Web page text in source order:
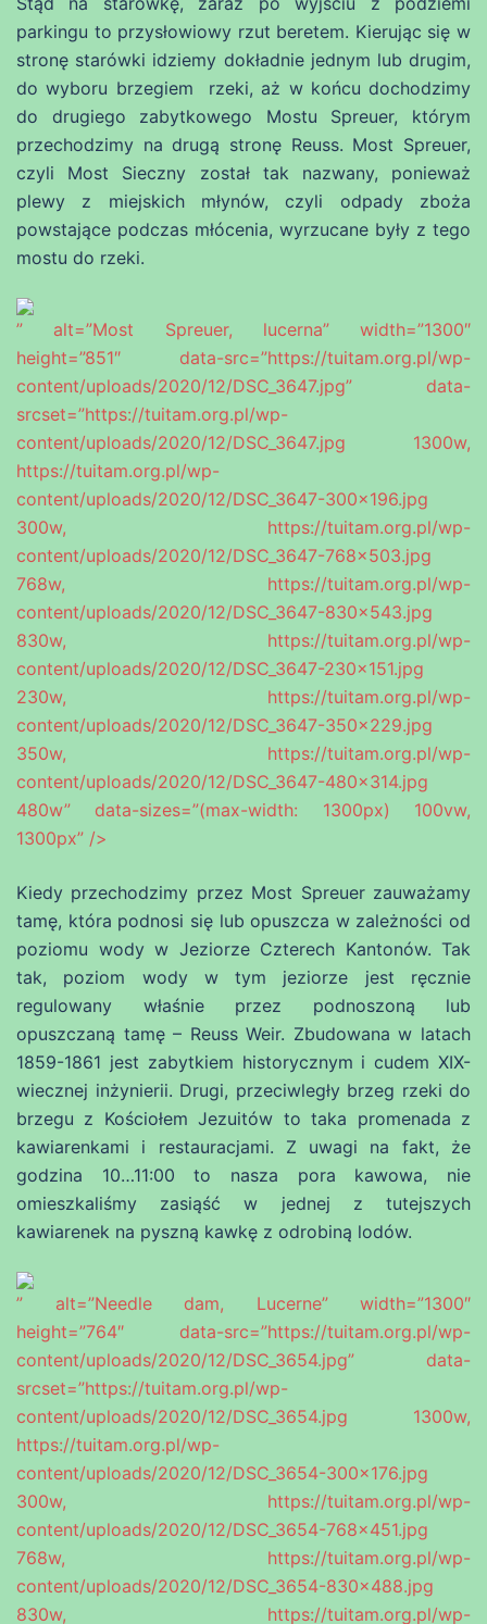
parkingu to przysłowiowy rzut beretem. Kierując się w
stronę starówki idziemy dokładnie jednym lub drugim,
do wyboru brzegiem rzeki, aż w końcu dochodzimy
do drugiego zabytkowego Mostu Spreuer, którym
przechodzimy na drugą stronę Reuss. Most Spreuer,
czyli Most Sieczny został tak nazwany, ponieważ
plewy z miejskich młynów, czyli odpady zboża
powstające podczas młócenia, wyrzucane były z tego
mostu do rzeki.
” alt=”Most Spreuer, lucerna” width=”1300″
height=”851″ data-src=”https://tuitam.org.pl/wp-
content/uploads/2020/12/DSC_3647.jpg” data-
srcset=”https://tuitam.org.pl/wp-
content/uploads/2020/12/DSC_3647.jpg 1300w,
https://tuitam.org.pl/wp-
content/uploads/2020/12/DSC_3647-300×196.jpg
300w, https://tuitam.org.pl/wp-
content/uploads/2020/12/DSC_3647-768×503.jpg
768w, https://tuitam.org.pl/wp-
content/uploads/2020/12/DSC_3647-830×543.jpg
830w, https://tuitam.org.pl/wp-
content/uploads/2020/12/DSC_3647-230×151.jpg
230w, https://tuitam.org.pl/wp-
content/uploads/2020/12/DSC_3647-350×229.jpg
350w, https://tuitam.org.pl/wp-
content/uploads/2020/12/DSC_3647-480×314.jpg
480w” data-sizes=”(max-width: 1300px) 100vw,
1300px” />
Kiedy przechodzimy przez Most Spreuer zauważamy
tamę, która podnosi się lub opuszcza w zależności od
poziomu wody w Jeziorze Czterech Kantonów. Tak
tak, poziom wody w tym jeziorze jest ręcznie
regulowany właśnie przez podnoszoną lub
opuszczaną tamę – Reuss Weir. Zbudowana w latach
1859-1861 jest zabytkiem historycznym i cudem XIX-
wiecznej inżynierii. Drugi, przeciwległy brzeg rzeki do
brzegu z Kościołem Jezuitów to taka promenada z
kawiarenkami i restauracjami. Z uwagi na fakt, że
godzina 10…11:00 to nasza pora kawowa, nie
omieszkaliśmy zasiąść w jednej z tutejszych
kawiarenek na pyszną kawkę z odrobiną lodów.
” alt=”Needle dam, Lucerne” width=”1300″
height=”764″ data-src=”https://tuitam.org.pl/wp-
content/uploads/2020/12/DSC_3654.jpg” data-
srcset=”https://tuitam.org.pl/wp-
content/uploads/2020/12/DSC_3654.jpg 1300w,
https://tuitam.org.pl/wp-
content/uploads/2020/12/DSC_3654-300×176.jpg
300w, https://tuitam.org.pl/wp-
content/uploads/2020/12/DSC_3654-768×451.jpg
768w, https://tuitam.org.pl/wp-
content/uploads/2020/12/DSC_3654-830×488.jpg
830w, https://tuitam.org.pl/wp-